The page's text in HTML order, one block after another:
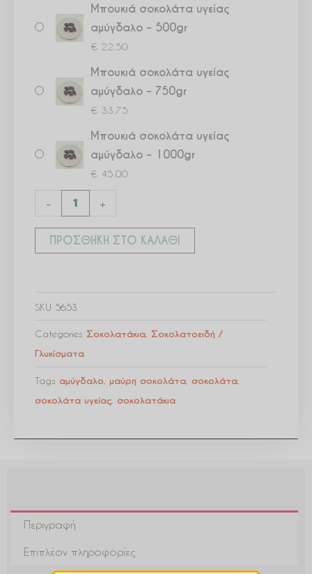
Μπουκιά σοκολάτα υγείας
αμύγδαλο – 500gr
€ 22.50
Μπουκιά σοκολάτα υγείας
αμύγδαλο – 750gr
€ 33.75
Μπουκιά σοκολάτα υγείας
αμύγδαλο – 1000gr
€ 45.00
- +
ΠΡΟΣΘΉΚΗ ΣΤΟ ΚΑΛΆΘΙ
SKU 5653
Categories Σοκολατάκια, Σοκολατοειδή /
Γλυκίσματα
Tags αμύγδαλο, μαύρη σοκολάτα, σοκολάτα,
σοκολάτα υγείας, σοκολατάκια
Περιγραφή
Επιπλέον πληροφορίες